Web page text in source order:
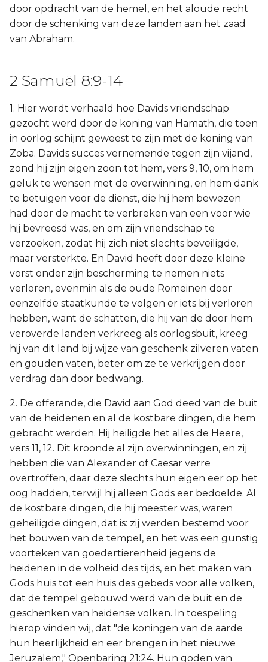
door opdracht van de hemel, en het aloude recht
door de schenking van deze landen aan het zaad
van Abraham.
2 Samuël 8:9-14
1. Hier wordt verhaald hoe Davids vriendschap
gezocht werd door de koning van Hamath, die toen
in oorlog schijnt geweest te zijn met de koning van
Zoba. Davids succes vernemende tegen zijn vijand,
zond hij zijn eigen zoon tot hem, vers 9, 10, om hem
geluk te wensen met de overwinning, en hem dank
te betuigen voor de dienst, die hij hem bewezen
had door de macht te verbreken van een voor wie
hij bevreesd was, en om zijn vriendschap te
verzoeken, zodat hij zich niet slechts beveiligde,
maar versterkte. En David heeft door deze kleine
vorst onder zijn bescherming te nemen niets
verloren, evenmin als de oude Romeinen door
eenzelfde staatkunde te volgen er iets bij verloren
hebben, want de schatten, die hij van de door hem
veroverde landen verkreeg als oorlogsbuit, kreeg
hij van dit land bij wijze van geschenk zilveren vaten
en gouden vaten, beter om ze te verkrijgen door
verdrag dan door bedwang.
2. De offerande, die David aan God deed van de buit
van de heidenen en al de kostbare dingen, die hem
gebracht werden. Hij heiligde het alles de Heere,
vers 11, 12. Dit kroonde al zijn overwinningen, en zij
hebben die van Alexander of Caesar verre
overtroffen, daar deze slechts hun eigen eer op het
oog hadden, terwijl hij alleen Gods eer bedoelde. Al
de kostbare dingen, die hij meester was, waren
geheiligde dingen, dat is: zij werden bestemd voor
het bouwen van de tempel, en het was een gunstig
voorteken van goedertierenheid jegens de
heidenen in de volheid des tijds, en het maken van
Gods huis tot een huis des gebeds voor alle volken,
dat de tempel gebouwd werd van de buit en de
geschenken van heidense volken. In toespeling
hierop vinden wij, dat "de koningen van de aarde
hun heerlijkheid en eer brengen in het nieuwe
Jeruzalem," Openbaring 21:24. Hun goden van